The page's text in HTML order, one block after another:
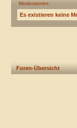
Moderatoren
Es existieren keine
Foren-Übersicht